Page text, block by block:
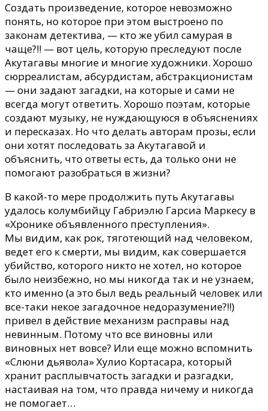
Создать произведение, которое невозможно
понять, но которое при этом выстроено по
законам детектива, — кто же убил самурая в
чаще?!! — вот цель, которую преследуют после
Акутагавы многие и многие художники. Хорошо
сюрреалистам, абсурдистам, абстракционистам
— они задают загадки, на которые и сами не
всегда могут ответить. Хорошо поэтам, которые
создают музыку, не нуждающуюся в объяснениях
и пересказах. Но что делать авторам прозы, если
они хотят последовать за Акутагавой и
объяснить, что ответы есть, да только они не
помогают разобраться в жизни?
В какой-то мере продолжить путь Акутагавы
удалось колумбийцу Габриэлю Гарсиа Маркесу в
«Хронике объявленного преступления».
Мы видим, как рок, тяготеющий над человеком,
ведет его к смерти, мы видим, как совершается
убийство, которого никто не хотел, но которое
было неизбежно, но мы никогда так и не узнаем,
кто именно (а это был ведь реальный человек или
все-таки некое загадочное недоразумение?!!)
привел в действие механизм расправы над
невинным. Потому что все виновны или
виновных нет вовсе? Или еще можно вспомнить
«Слюни дьявола» Хулио Кортасара, который
хранит расплывчатость загадки и разгадки,
настаивая на том, что правда ничему и никогда
не помогает…